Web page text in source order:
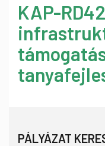
KAP-
PÁLYÁZAT